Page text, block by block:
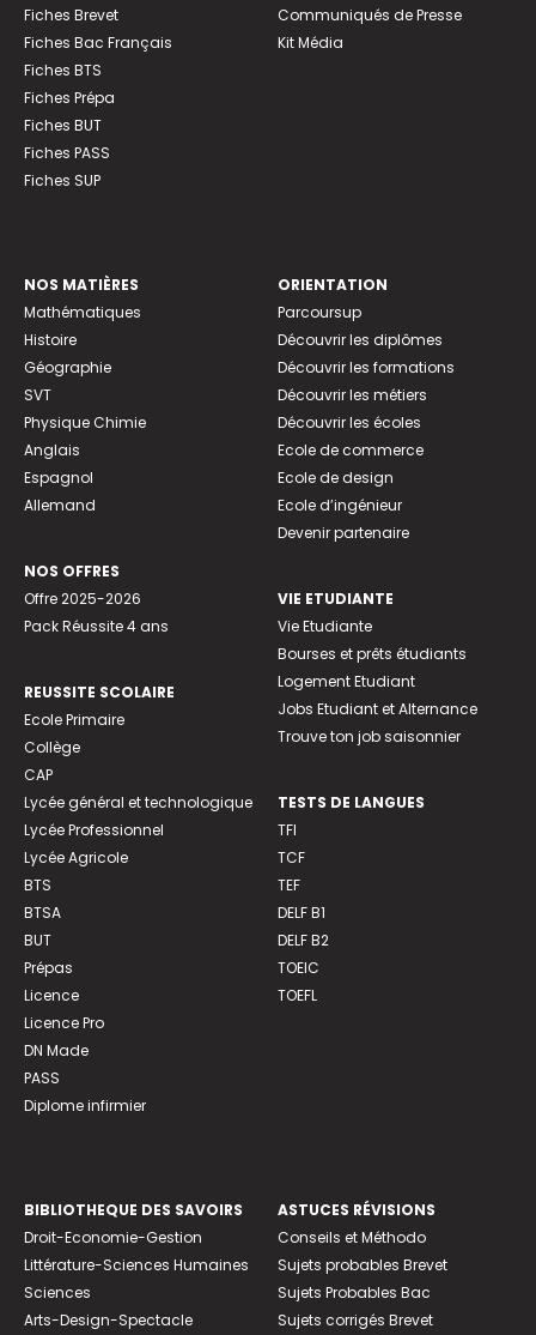
Fiches Brevet
Fiches Bac Français
Fiches BTS
Fiches Prépa
Fiches BUT
Fiches PASS
Fiches SUP
Communiqués de Presse
Kit Média
NOS MATIÈRES
Mathématiques
Histoire
Géographie
SVT
Physique Chimie
Anglais
Espagnol
Allemand
NOS OFFRES
Offre 2025-2026
Pack Réussite 4 ans
REUSSITE SCOLAIRE
Ecole Primaire
Collège
CAP
Lycée général et technologique
Lycée Professionnel
Lycée Agricole
BTS
BTSA
BUT
Prépas
Licence
Licence Pro
DN Made
PASS
Diplome infirmier
ORIENTATION
Parcoursup
Découvrir les diplômes
Découvrir les formations
Découvrir les métiers
Découvrir les écoles
Ecole de commerce
Ecole de design
Ecole d’ingénieur
Devenir partenaire
VIE ETUDIANTE
Vie Etudiante
Bourses et prêts étudiants
Logement Etudiant
Jobs Etudiant et Alternance
Trouve ton job saisonnier
TESTS DE LANGUES
TFI
TCF
TEF
DELF B1
DELF B2
TOEIC
TOEFL
BIBLIOTHEQUE DES SAVOIRS
Droit-Economie-Gestion
Littérature-Sciences Humaines
Sciences
Arts-Design-Spectacle
ASTUCES RÉVISIONS
Conseils et Méthodo
Sujets probables Brevet
Sujets Probables Bac
Sujets corrigés Brevet